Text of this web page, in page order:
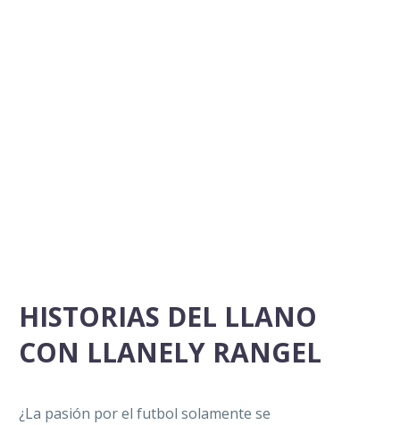
HISTORIAS DEL LLANO
CON LLANELY RANGEL
¿La pasión por el futbol solamente se